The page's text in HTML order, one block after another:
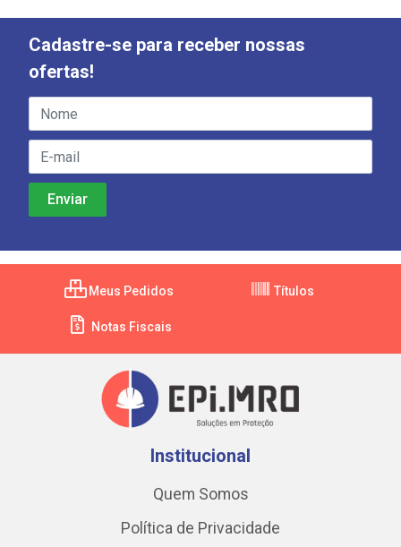
Cadastre-se para receber nossas
ofertas!
Meus Pedidos Títulos
Notas Fiscais
Institucional
Quem Somos
Política de Privacidade